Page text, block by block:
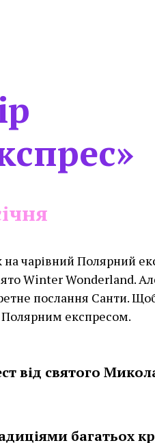
чарівний Полярний
Winter Wonderland.
послання Санти.
Полярним експресом.
від святого
багатьох